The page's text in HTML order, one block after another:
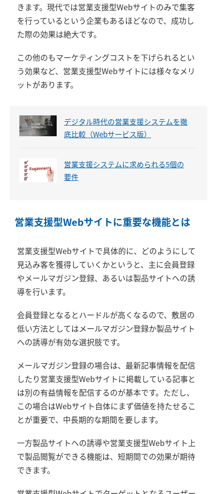
きます。現代では営業支援型Webサイトのみで集客
を行っているという企業もあるほどなので、成功し
た際の効果は絶大です。
この他のもマーケティングコストを下げられるとい
う効果など、営業支援型Webサイトには様々なメリ
ットがあります。
デジタル時代の営業支援システムを徹
底比較（Webサービス版）
営業支援システムに求められる5個の
要件
営業支援型Webサイトに重要な機能とは
営業支援型Webサイトで具体的に、どのようにして
見込み客を獲得していくかというと、主に会員登録
やメールマガジン登録、あるいは製品サイトへの誘
導を行います。
会員登録となるとハードルが高くなるので、敷居の
低い方法としてはメールマガジン登録か製品サイト
への誘導が有効な選択肢です。
メールマガジン登録の場合は、最新記事情報を配信
したり営業支援型Webサイトに掲載している記事と
は別の有益情報を配信するのが基本です。ただし、
この場合はWebサイト自体にまず価値を持たせるこ
とが重要で、中長期的な期間を要します。
一方製品サイトへの誘導や営業支援型Webサイト上
で製品閲覧ができる機能は、短期間での効果が期待
できます。